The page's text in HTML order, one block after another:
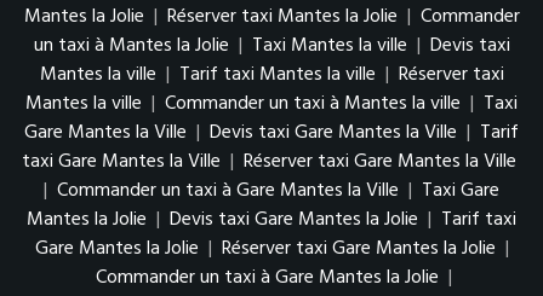
Mantes la Jolie | Réserver taxi Mantes la Jolie | Commander
un taxi à Mantes la Jolie | Taxi Mantes la ville | Devis taxi
Mantes la ville | Tarif taxi Mantes la ville | Réserver taxi
Mantes la ville | Commander un taxi à Mantes la ville | Taxi
Gare Mantes la Ville | Devis taxi Gare Mantes la Ville | Tarif
taxi Gare Mantes la Ville | Réserver taxi Gare Mantes la Ville
| Commander un taxi à Gare Mantes la Ville | Taxi Gare
Mantes la Jolie | Devis taxi Gare Mantes la Jolie | Tarif taxi
Gare Mantes la Jolie | Réserver taxi Gare Mantes la Jolie |
Commander un taxi à Gare Mantes la Jolie |